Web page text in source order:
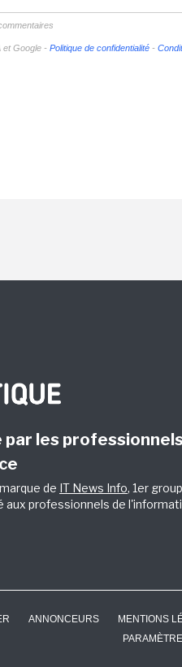
et Google - Politique de confidentialité -
les
de IT News Info, 1er
professionnels de
ANNONCEURS MENTIONS